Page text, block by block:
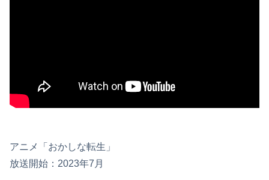
アニメ「おかしな転生」
放送開始：2023年7月